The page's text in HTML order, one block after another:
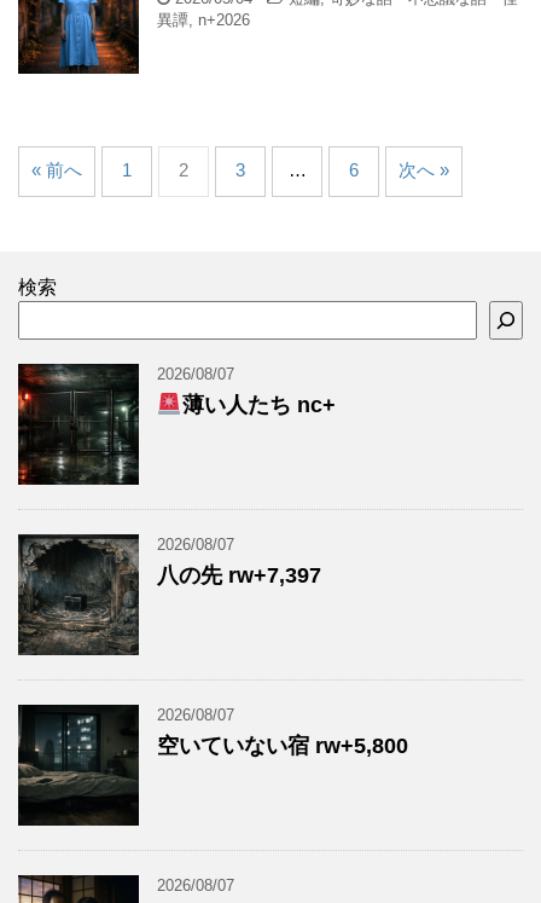
異譚, n+2026
« 前へ 1 2 3 … 6 次へ »
検索
2026/08/07
薄い人たち nc+
2026/08/07
八の先 rw+7,397
2026/08/07
空いていない宿 rw+5,800
2026/08/07